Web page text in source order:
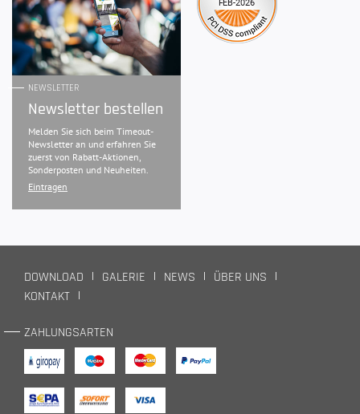
NEWSLETTER
Newsletter bestellen
Melden Sie sich beim Timeout-
Newsletter an und erfahren Sie
zuerst von Rabatt-Aktionen,
Sonderposten und Neuheiten.
Eintragen
DOWNLOAD GALERIE NEWS
ÜBER UNS
KONTAKT
ZAHLUNGSARTEN